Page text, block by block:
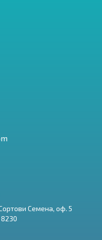
Семена, оф. 5
8230